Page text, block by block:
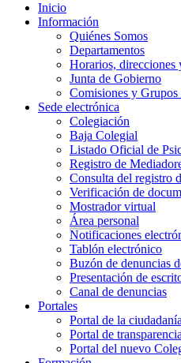
Inicio
Información
Quiénes Somos
Departamentos
Horarios, direcciones
Junta de Gobierno
Comisiones y Grupos
Sede electrónica
Colegiación
Baja Colegial
Listado Oficial de
Registro de
Consulta del registro
Verificación de
Mostrador virtual
Área personal
Notificaciones
Tablón electrónico
Buzón de denuncias
Presentación de
Canal de denuncias
Portales
Portal de la ciudadanía
Portal de transparencia
Portal del nuevo